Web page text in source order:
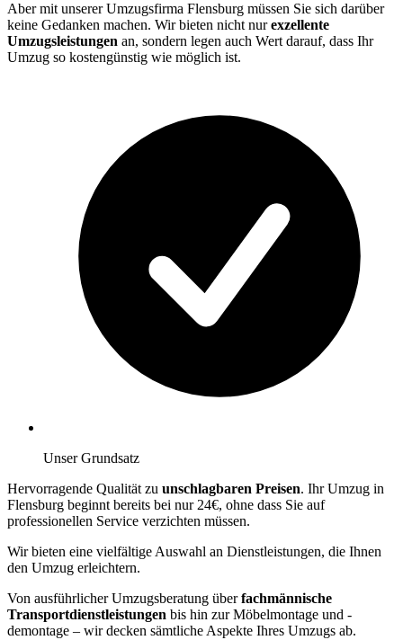
Aber mit unserer Umzugsfirma Flensburg müssen Sie sich darüber
keine Gedanken machen. Wir bieten nicht nurexzellente
Umzugsleistungen an, sondern legen auch Wert darauf, dass Ihr
Umzug so kostengünstig wie möglich ist.
Unser Grundsatz
Hervorragende Qualität zu unschlagbaren Preisen. Ihr Umzug in
Flensburg beginnt bereits bei nur 24€, ohne dass Sie auf
professionellen Service verzichten müssen.
Wir bieten eine vielfältige Auswahl an Dienstleistungen, die Ihnen
den Umzug erleichtern.
Von ausführlicher Umzugsberatung überfachmännische
Transportdienstleistungen bis hin zur Möbelmontage und -
demontage – wir decken sämtliche Aspekte Ihres Umzugs ab.